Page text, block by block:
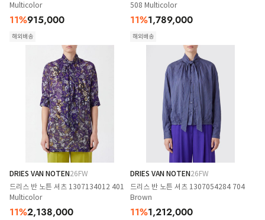
Multicolor
11%915,000
해외배송
508 Multicolor
11%1,789,000
해외배송
DRIES VAN NOTEN26FW
드리스 반 노튼 셔츠 1307134012 401
Multicolor
11%2,138,000
DRIES VAN NOTEN26FW
드리스 반 노튼 셔츠 1307054284 704
Brown
11%1,212,000